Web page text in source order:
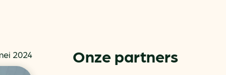
2024 Onze partners